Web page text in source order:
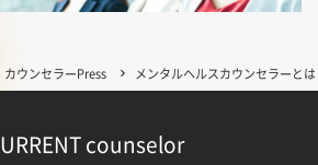
カウンセラーPress メンタルヘルスカウンセラーと
counselor